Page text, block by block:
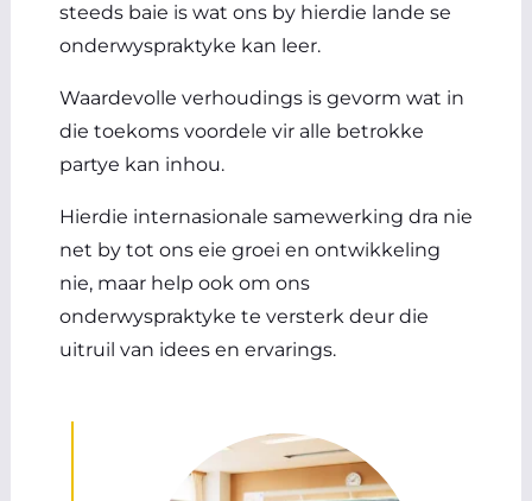
steeds baie is wat ons by hierdie lande se
onderwyspraktyke kan leer.
Waardevolle verhoudings is gevorm wat in
die toekoms voordele vir alle betrokke
partye kan inhou.
Hierdie internasionale samewerking dra nie
net by tot ons eie groei en ontwikkeling
nie, maar help ook om ons
onderwyspraktyke te versterk deur die
uitruil van idees en ervarings.